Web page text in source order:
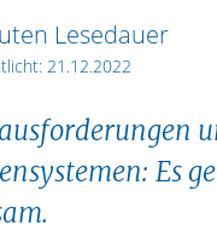
Lesedauer
21.12.2022
Es